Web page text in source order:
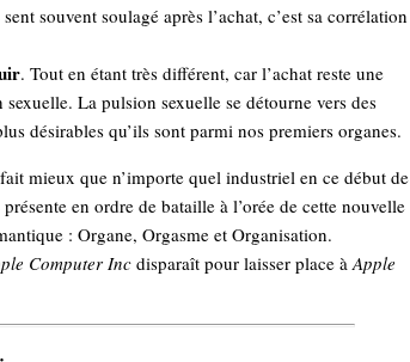
souvent soulagé après l’achat, c’est sa corrélation
. Tout en étant très différent, car l’achat reste une
La pulsion sexuelle se détourne vers des
désirables qu’ils sont parmi nos premiers organes.
mieux que n’importe quel industriel en ce début de
en ordre de bataille à l’orée de cette nouvelle
: Organe, Orgasme et Organisation.
Computer Incdisparaît pour laisser place àApple